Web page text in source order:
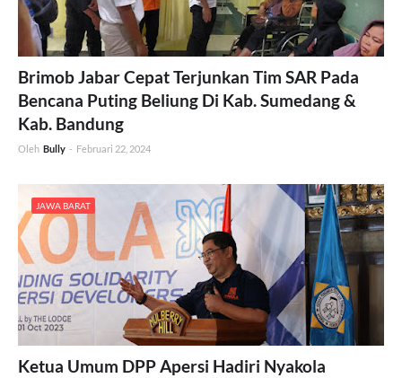
Brimob Jabar Cepat Terjunkan Tim SAR Pada
Bencana Puting Beliung Di Kab. Sumedang &
Kab. Bandung
Oleh Bully - Februari 22, 2024
JAWA BARAT
Ketua Umum DPP Apersi Hadiri Nyakola